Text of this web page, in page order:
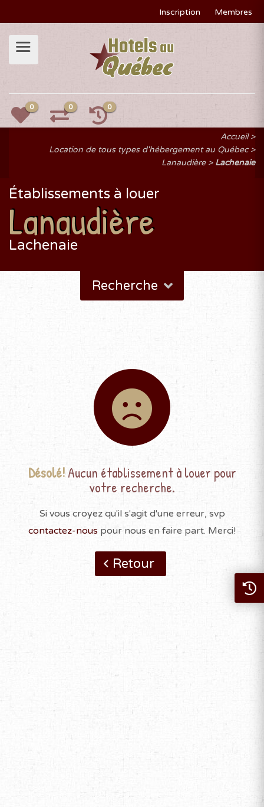
Inscription Membres
0 0 0
Accueil
Location de tous types d'hébergement au Québec
Lanaudière
Lachenaie
Établissements à louer
Lanaudière
Lachenaie
Recherche
Désolé!Aucun établissement à louer pour
votre recherche.
Si vous croyez qu'il s'agit d'une erreur, svp
contactez-nous pour nous en faire part. Merci!
Retour